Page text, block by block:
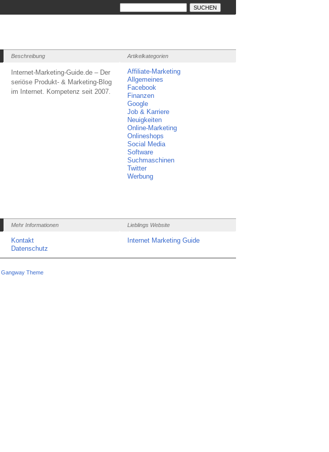
Beschreibung
Internet-Marketing-Guide.de – Der
seriöse Produkt- & Marketing-Blog
im Internet. Kompetenz seit 2007.
Artikelkategorien
Affiliate-Marketing
Allgemeines
Facebook
Finanzen
Google
Job & Karriere
Neuigkeiten
Online-Marketing
Onlineshops
Social Media
Software
Suchmaschinen
Twitter
Werbung
Mehr Informationen
Kontakt
Datenschutz
Lieblings Website
Internet Marketing Guide
Gangway Theme